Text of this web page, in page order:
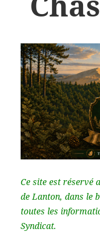
Ce site est réservé
de Lanton, dans le
toutes les
Syndicat.